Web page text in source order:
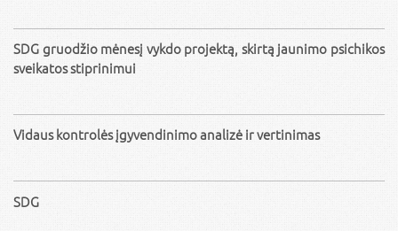
SDG gruodžio mėnesį vykdo projektą, skirtą jaunimo psichikos
sveikatos stiprinimui
Vidaus kontrolės įgyvendinimo analizė ir vertinimas
SDG